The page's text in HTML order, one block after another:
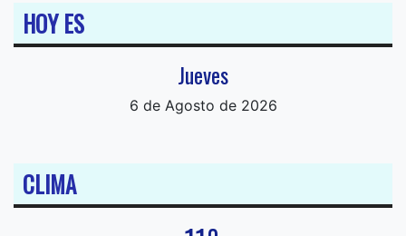
HOY ES
Jueves
6 de Agosto de 2026
CLIMA